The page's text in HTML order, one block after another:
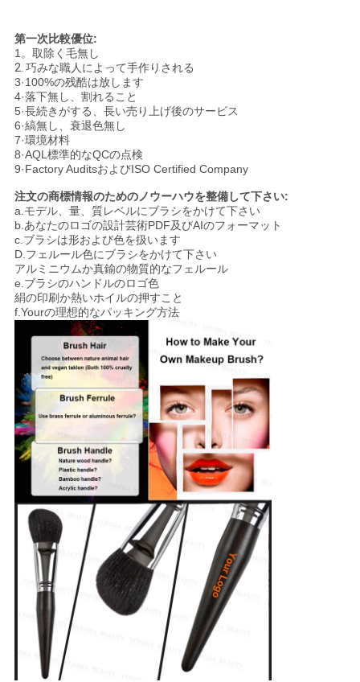
第一次比較優位:
1。取除く毛無し
2. 巧みな職人によって手作りされる
3·100%の残酷は放します
4·落下無し、割れること
5·長続きがする、長い売り上げ後のサービス
6·縞無し、衰退色無し
7·環境材料
8·AQL標準的なQCの点検
9·Factory AuditsおよびISO Certified Company
注文の商標情報のためのノウーハウを整備して下さい:
a.モデル、量、質レベルにブラシをかけて下さい
b.あなたのロゴの設計芸術PDF及びAIのフォーマット
c.ブラシは形および色を扱います
D.フェルール色にブラシをかけて下さい
アルミニウムか真鍮の物質的なフェルール
e.ブラシのハンドルのロゴ色
絹の印刷か熱いホイルの押すこと
f.Yourの理想的なパッキング方法